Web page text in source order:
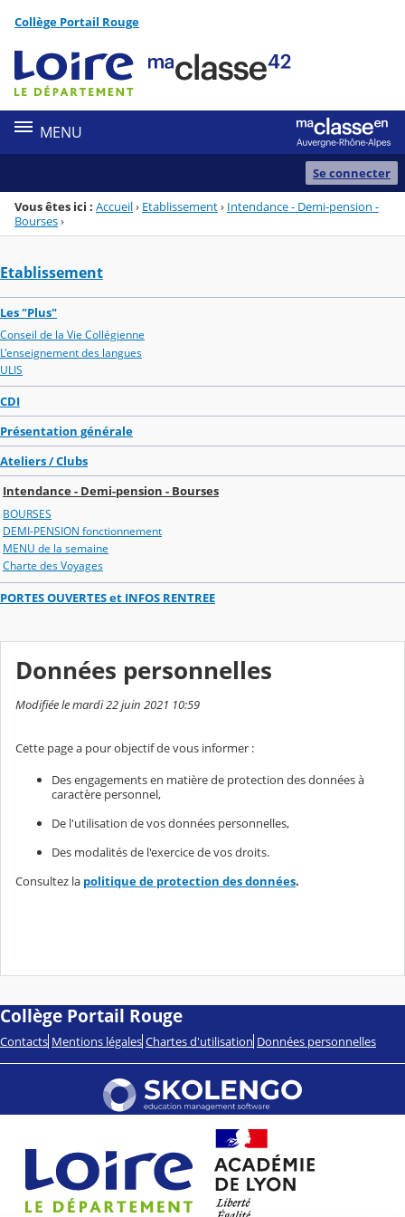
Menu de la rubrique
Contenu
Collège Portail Rouge
MENU
Se connecter
Vous êtes ici : Accueil› Etablissement› Intendance - Demi-pension -
Bourses›
Etablissement
Les "Plus"
Conseil de la Vie Collégienne
L'enseignement des langues
ULIS
CDI
Présentation générale
Ateliers / Clubs
Intendance - Demi-pension - Bourses
BOURSES
DEMI-PENSION fonctionnement
MENU de la semaine
Charte des Voyages
PORTES OUVERTES et INFOS RENTREE
Données personnelles
Modifiée le mardi 22 juin 2021 10:59
Cette page a pour objectif de vous informer :
Des engagements en matière de protection des données à
caractère personnel,
De l'utilisation de vos données personnelles,
Des modalités de l'exercice de vos droits.
Consultez la politique de protection des données.
Collège Portail Rouge
Contacts Mentions légales Chartes d'utilisation Données personnelles